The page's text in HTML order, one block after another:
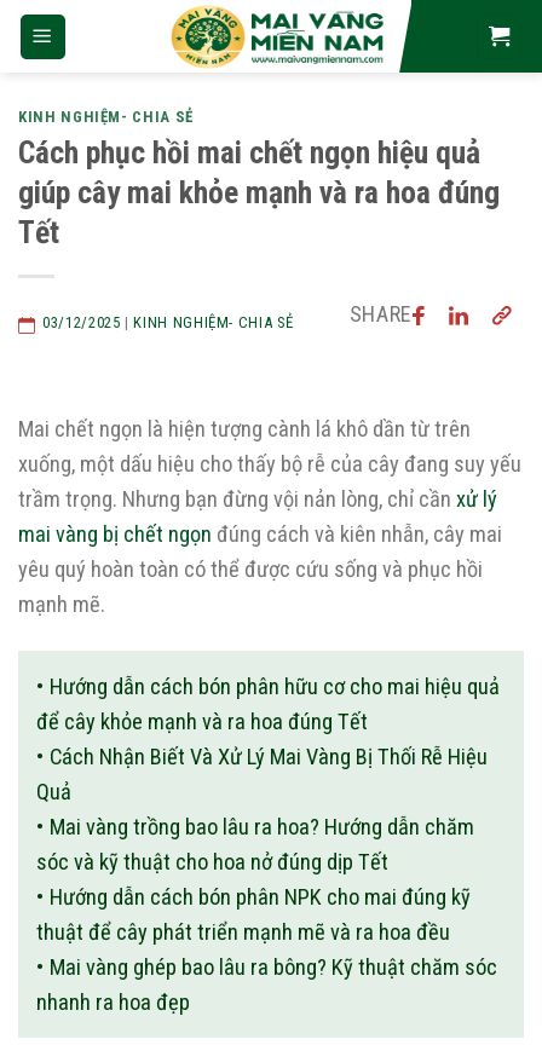
Skip
KINH NGHIỆM- CHIA SẺ
Cách phục hồi mai chết ngọn hiệu quả
giúp cây mai khỏe mạnh và ra hoa đúng
Tết
03/12/2025 |KINH NGHIỆM- CHIA SẺ SHARE
Mai chết ngọn là hiện tượng cành lá khô dần từ trên
xuống, một dấu hiệu cho thấy bộ rễ của cây đang suy yếu
trầm trọng. Nhưng bạn đừng vội nản lòng, chỉ cần xử lý
mai vàng bị chết ngọn đúng cách và kiên nhẫn, cây mai
yêu quý hoàn toàn có thể được cứu sống và phục hồi
mạnh mẽ.
Hướng dẫn cách bón phân hữu cơ cho mai hiệu quả
để cây khỏe mạnh và ra hoa đúng Tết
Cách Nhận Biết Và Xử Lý Mai Vàng Bị Thối Rễ Hiệu
Quả
Mai vàng trồng bao lâu ra hoa? Hướng dẫn chăm
sóc và kỹ thuật cho hoa nở đúng dịp Tết
Hướng dẫn cách bón phân NPK cho mai đúng kỹ
thuật để cây phát triển mạnh mẽ và ra hoa đều
Mai vàng ghép bao lâu ra bông? Kỹ thuật chăm sóc
nhanh ra hoa đẹp